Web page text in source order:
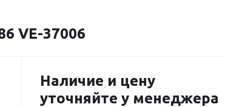
VE-37006
Наличие и цену
уточняйте у менеджера